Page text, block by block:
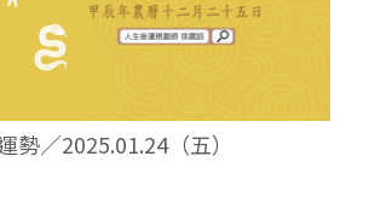
勢／2025.01.24（五）